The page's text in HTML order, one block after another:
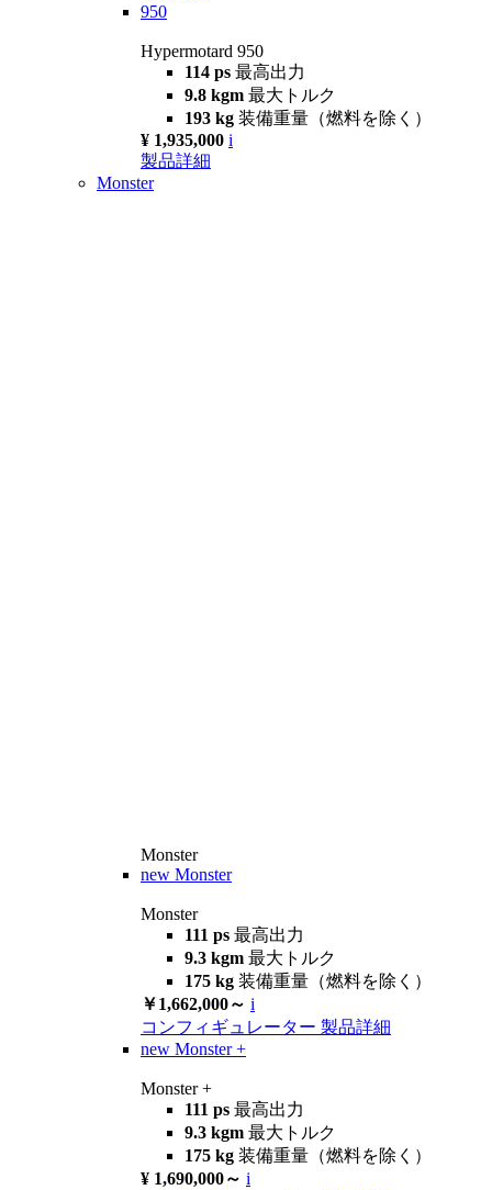
950
Hypermotard 950
114 ps 最高出力
9.8 kgm 最大トルク
193 kg 装備重量（燃料を除く）
¥ 1,935,000 i
製品詳細
Monster
Monster
new Monster
Monster
111 ps 最高出力
9.3 kgm 最大トルク
175 kg 装備重量（燃料を除く）
￥1,662,000～ i
コンフィギュレーター 製品詳細
new Monster +
Monster +
111 ps 最高出力
9.3 kgm 最大トルク
175 kg 装備重量（燃料を除く）
¥ 1,690,000～ i